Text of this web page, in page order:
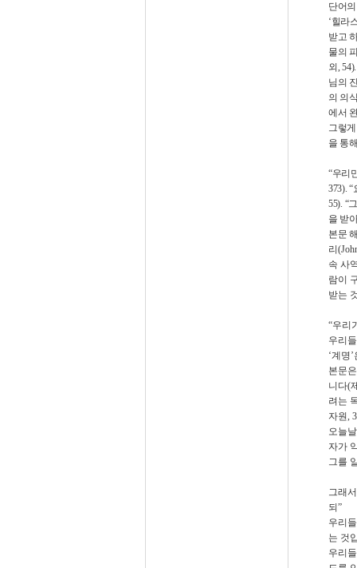
단어
‘힐라
받고
물의
외 ,
님의
의 의
에서
그렇
을 통
“우리
373). “
55). “
을 받
본문
리
속 사
람이
받는
“우리
우리
‘계명’
본문
니다(
려는
자원,
오늘
자가
그를
그래
되 ”
우리
는 것
우리